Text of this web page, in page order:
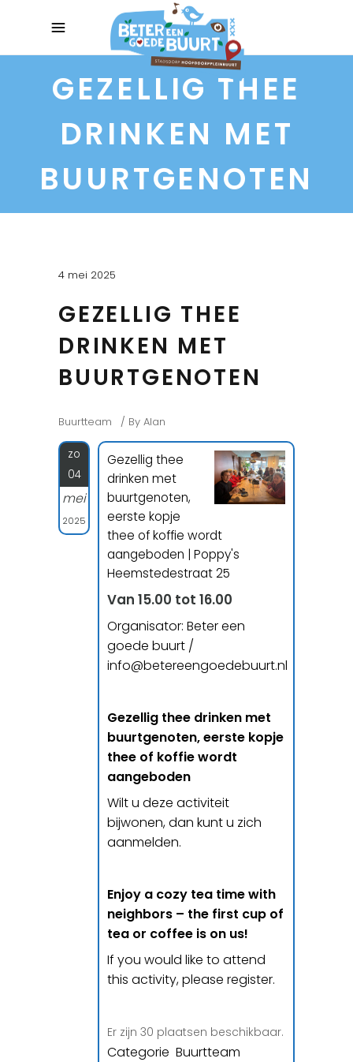
GEZELLIG THEE
DRINKEN MET
BUURTGENOTEN
4 mei 2025
GEZELLIG THEE
DRINKEN MET
BUURTGENOTEN
Buurtteam By Alan
zo
04
mei
2025
Gezellig thee
drinken met
buurtgenoten,
eerste kopje
thee of koffie wordt
aangeboden | Poppy's
Heemstedestraat 25
Van 15.00 tot 16.00
Organisator: Beter een
goede buurt /
info@betereengoedebuurt.nl
Gezellig thee drinken met
buurtgenoten, eerste kopje
thee of koffie wordt
aangeboden
Wilt u deze activiteit
bijwonen, dan kunt u zich
aanmelden.
Enjoy a cozy tea time with
neighbors – the first cup of
tea or coffee is on us!
If you would like to attend
this activity, please register.
Er zijn 30 plaatsen beschikbaar.
Categorie Buurtteam